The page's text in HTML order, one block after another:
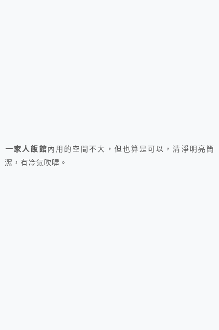
一家人飯館內用的空間不大，但也算是可以，清淨明亮簡
潔，有冷氣吹喔。